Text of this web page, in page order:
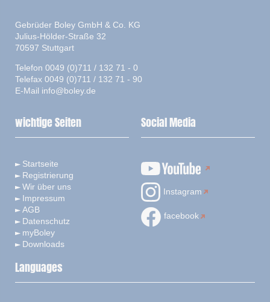
Gebrüder Boley GmbH & Co. KG
Julius-Hölder-Straße 32
70597 Stuttgart
Telefon 0049 (0)711 / 132 71 - 0
Telefax 0049 (0)711 / 132 71 - 90
E-Mail info@boley.de
wichtige Seiten
Startseite
Registrierung
Wir über uns
Impressum
AGB
Datenschutz
myBoley
Downloads
Social Media
Instagram
facebook
Languages